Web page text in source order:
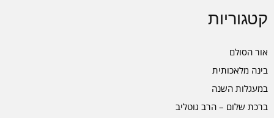
קטגוריות
אור הסולם
בינה מלאכותית
במעגלות השנה
ברכת שלום – הרב גוטליב